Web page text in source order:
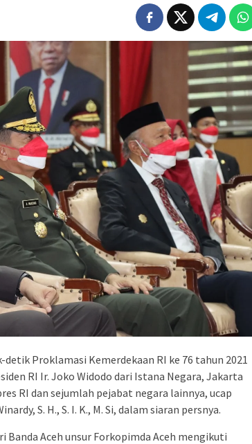
detik Proklamasi Kemerdekaan RI ke 76 tahun 2021
RI Ir. Joko Widodo dari Istana Negara, Jakarta
RI dan sejumlah pejabat negara lainnya, ucap
S. H., S. I. K., M. Si, dalam siaran persnya.
Aceh unsur Forkopimda Aceh mengikuti